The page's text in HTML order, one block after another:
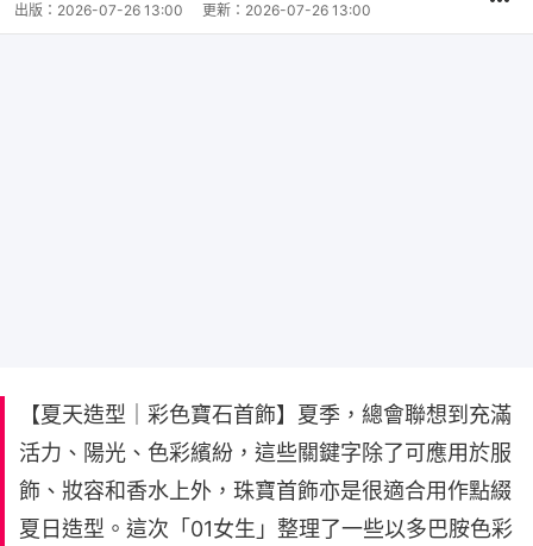
出版： 2026-07-26 13:00 更新： 2026-07-26 13:00
【夏天造型｜彩色寶石首飾】夏季，總會聯想到充滿
活力、陽光、色彩繽紛，這些關鍵字除了可應用於服
飾、妝容和香水上外，珠寶首飾亦是很適合用作點綴
夏日造型。這次「01女生」整理了一些以多巴胺色彩